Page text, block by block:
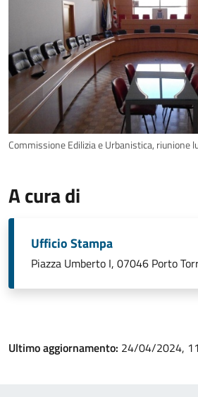
Commissione Edilizia e Urbanistica, riunione
A cura di
Ufficio Stampa
Piazza Umberto I, 07046 Porto
Ultimo aggiornamento: 24/04/2024,